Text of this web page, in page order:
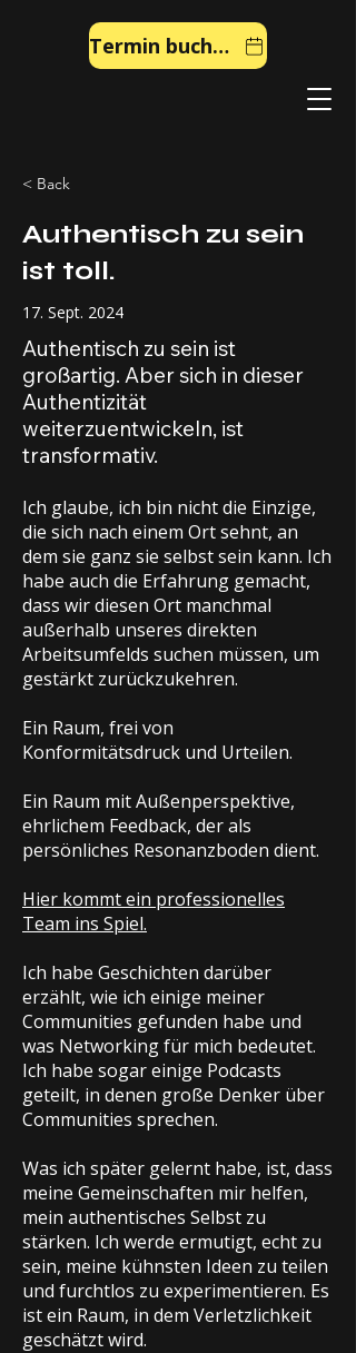
Termin buchen
< Back
Authentisch zu sein
ist toll.
17. Sept. 2024
Authentisch zu sein ist
großartig. Aber sich in dieser
Authentizität
weiterzuentwickeln, ist
transformativ.
Ich glaube, ich bin nicht die Einzige,
die sich nach einem Ort sehnt, an
dem sie ganz sie selbst sein kann. Ich
habe auch die Erfahrung gemacht,
dass wir diesen Ort manchmal
außerhalb unseres direkten
Arbeitsumfelds suchen müssen, um
gestärkt zurückzukehren.
Ein Raum, frei von
Konformitätsdruck und Urteilen.
Ein Raum mit Außenperspektive,
ehrlichem Feedback, der als
persönliches Resonanzboden dient.
Hier kommt ein professionelles
Team ins Spiel.
Ich habe Geschichten darüber
erzählt, wie ich einige meiner
Communities gefunden habe und
was Networking für mich bedeutet.
Ich habe sogar einige Podcasts
geteilt, in denen große Denker über
Communities sprechen.
Was ich später gelernt habe, ist, dass
meine Gemeinschaften mir helfen,
mein authentisches Selbst zu
stärken. Ich werde ermutigt, echt zu
sein, meine kühnsten Ideen zu teilen
und furchtlos zu experimentieren. Es
ist ein Raum, in dem Verletzlichkeit
geschätzt wird.